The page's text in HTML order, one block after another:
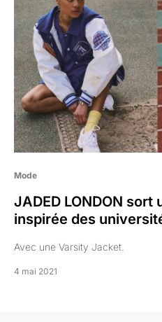
Mode
JADED LONDON sort
inspirée des
Avec une Varsity Jacket.
4 mai 2021